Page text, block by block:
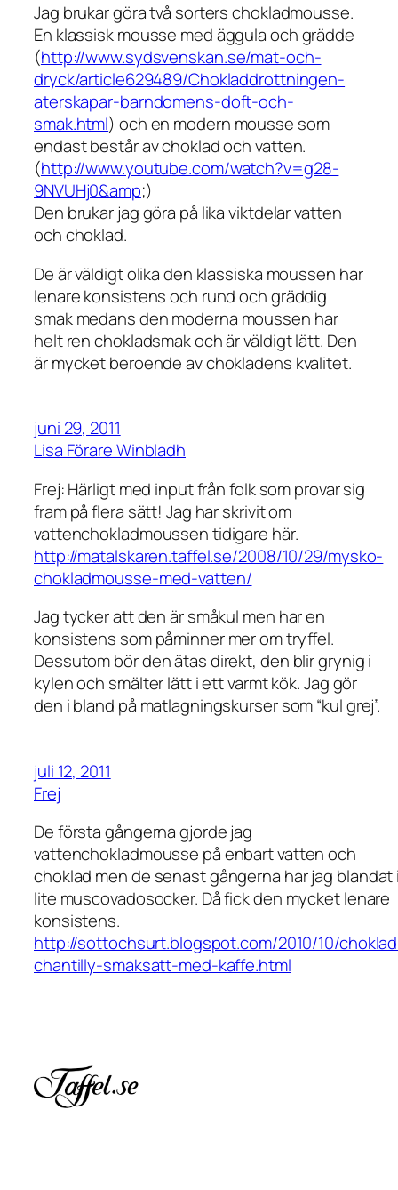
Jag brukar göra två sorters chokladmousse.
En klassisk mousse med äggula och grädde
(http://www.sydsvenskan.se/mat-och-
dryck/article629489/Chokladdrottningen-
aterskapar-barndomens-doft-och-
smak.html) och en modern mousse som
endast består av choklad och vatten.
(http://www.youtube.com/watch?v=g28-
9NVUHj0&amp;)
Den brukar jag göra på lika viktdelar vatten
och choklad.
De är väldigt olika den klassiska moussen har
lenare konsistens och rund och gräddig
smak medans den moderna moussen har
helt ren chokladsmak och är väldigt lätt. Den
är mycket beroende av chokladens kvalitet.
juni 29, 2011
Lisa Förare Winbladh
Frej: Härligt med input från folk som provar sig
fram på flera sätt! Jag har skrivit om
vattenchokladmoussen tidigare här.
http://matalskaren.taffel.se/2008/10/29/mysko-
chokladmousse-med-vatten/
Jag tycker att den är småkul men har en
konsistens som påminner mer om tryffel.
Dessutom bör den ätas direkt, den blir grynig i
kylen och smälter lätt i ett varmt kök. Jag gör
den i bland på matlagningskurser som “kul grej”.
juli 12, 2011
Frej
De första gångerna gjorde jag
vattenchokladmousse på enbart vatten och
choklad men de senast gångerna har jag blandat
lite muscovadosocker. Då fick den mycket lenare
konsistens.
http://sottochsurt.blogspot.com/2010/10/
chantilly-smaksatt-med-kaffe.html